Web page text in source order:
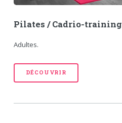
Pilates / Cadrio-training
Adultes.
DÉCOUVRIR